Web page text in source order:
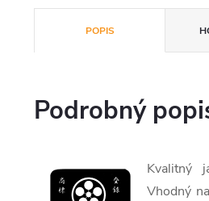
POPIS
Podrobný
Kvalitný
Vhodný